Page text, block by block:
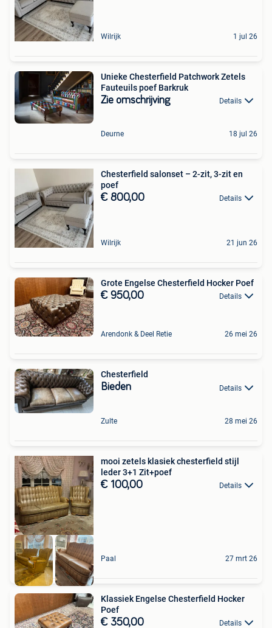
Wilrijk 1 jul 26
Unieke Chesterfield Patchwork Zetels
Fauteuils poef Barkruk
Zie omschrijving Details
Deurne 18 jul 26
Chesterfield salonset – 2-zit, 3-zit en
poef
€ 800,00 Details
Wilrijk 21 jun 26
Grote Engelse Chesterfield Hocker Poef
€ 950,00 Details
Arendonk & Deel Retie 26 mei 26
Chesterfield
Bieden Details
Zulte 28 mei 26
mooi zetels klasiek chesterfield stijl
leder 3+1 Zit+poef
€ 100,00 Details
Paal 27 mrt 26
Klassiek Engelse Chesterfield Hocker
Poef
€ 350,00 Details